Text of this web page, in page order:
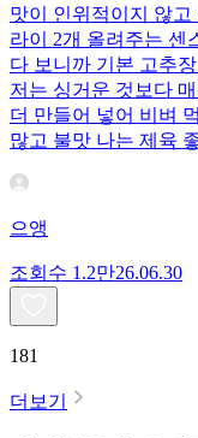
맛이 인위적이지 않
라이 2개 올려주는 센
다 보니까 기본 고추
저는 싱거운 것보다
더 만들어 넣어 비벼
많고 불맛 나는 제육
으앵
조회수 1.2만26.06.30
181
더보기